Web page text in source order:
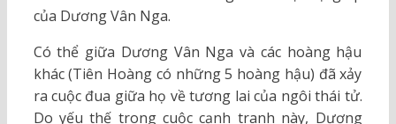
của Dương Vân Nga.
Có thể giữa Dương Vân Nga và các hoàng hậu
khác (Tiên Hoàng có những 5 hoàng hậu) đã xảy
ra cuộc đua giữa họ về tương lai của ngôi thái tử.
Do yếu thế trong cuộc cạnh tranh này, Dương